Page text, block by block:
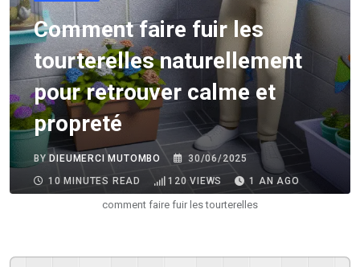
Comment faire fuir les
tourterelles naturellement
pour retrouver calme et
propreté
BY DIEUMERCI MUTOMBO
30/06/2025
10 MINUTES READ
120 VIEWS 1 AN AGO
comment faire fuir les tourterelles